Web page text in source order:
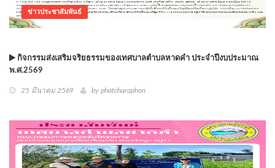
ข่าวประชาสัมพันธ์
กิจกรรมส่งเสริมจริยธรรมของเทศบาลตำบลหาดคำ ประจำปีงบประมาณ
พ.ศ.2569
25 มีนาคม 2569 by phatcharaphon